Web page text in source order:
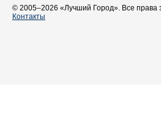
© 2005–2026 «Лучший Город». Все
Контакты